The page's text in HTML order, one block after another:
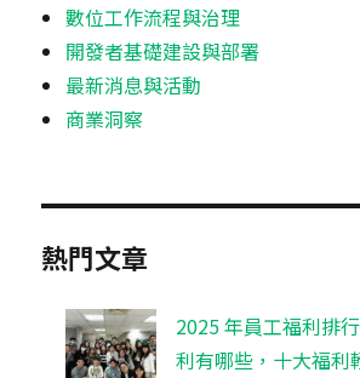
數位工作流程與治理
開發者基礎建設與部署
最新消息與活動
商業洞察
熱門文章
2025 年員工福利排
利有哪些，十大福利